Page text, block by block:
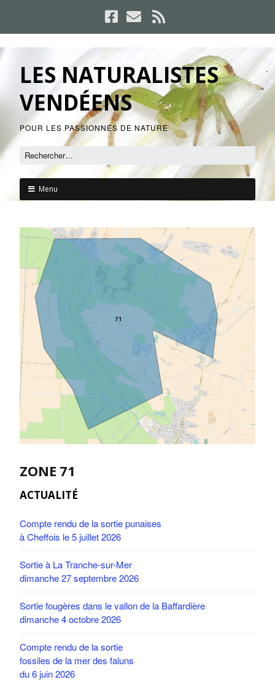
LES NATURALISTES
VENDÉENS
POUR LES PASSIONNÉS DE NATURE
Menu
ZONE 71
ACTUALITÉ
Compte rendu de la sortie punaises
à Cheffois le 5 juillet 2026
Sortie à La Tranche-sur-Mer
dimanche 27 septembre 2026
Sortie fougères dans le vallon de la Baffardière
dimanche 4 octobre 2026
Compte rendu de la sortie
fossiles de la mer des faluns
du 6 juin 2026